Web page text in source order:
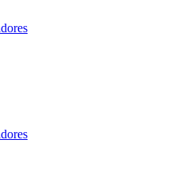
de Pássaros